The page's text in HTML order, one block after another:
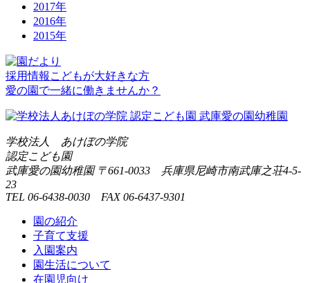
2017年
2016年
2015年
採用情報 こどもが大好きな方
愛の園で一緒に働きませんか？
学校法人 あけぼの学院
認定こども園
武庫愛の園幼稚園 〒661-0033 兵庫県尼崎市南武庫之荘4-5-
23
TEL 06-6438-0030 FAX 06-6437-9301
園の紹介
子育て支援
入園案内
園生活について
在園児向け